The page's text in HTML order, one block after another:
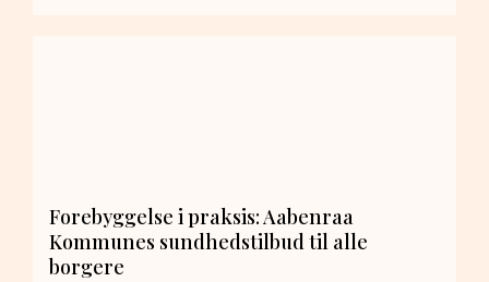
Forebyggelse i praksis: Aabenraa
Kommunes sundhedstilbud til alle
borgere